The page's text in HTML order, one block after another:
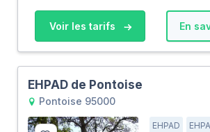
Voir les tarifs En
EHPAD de Pontoise
Pontoise 95000
EHPAD